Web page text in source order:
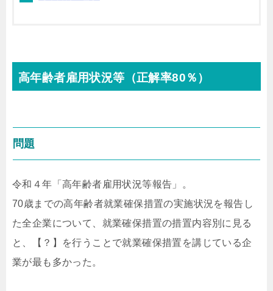
高年齢者雇用状況等（正解率80％）
問題
令和４年「高年齢者雇用状況等報告」。
70歳までの高年齢者就業確保措置の実施状況を報告し
た全企業について、就業確保措置の措置内容別に見る
と、【？】を行うことで就業確保措置を講じている企
業が最も多かった。